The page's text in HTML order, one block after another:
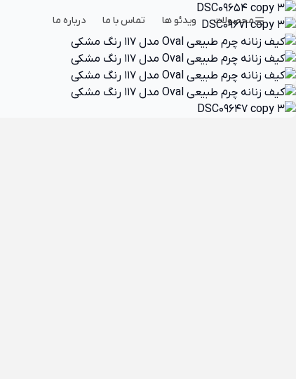
محصولات ویدئو ها تماس با ما درباره ما